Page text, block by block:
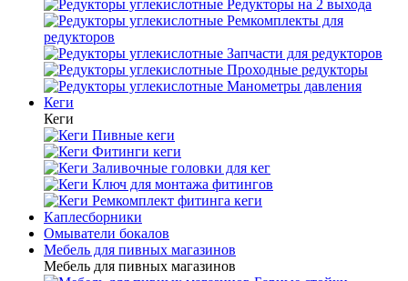
Редукторы на 2 выхода
Ремкомплекты для
редукторов
Запчасти для редукторов
Проходные редукторы
Манометры давления
Кеги
Кеги
Пивные кеги
Фитинги кеги
Заливочные головки для кег
Ключ для монтажа фитингов
Ремкомплект фитинга кеги
Каплесборники
Омыватели бокалов
Мебель для пивных магазинов
Мебель для пивных магазинов